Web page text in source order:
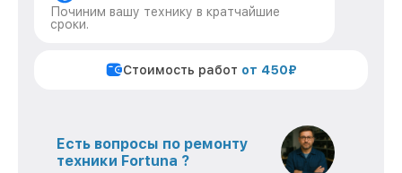
Починим вашу технику в кратчайшие
сроки.
Стоимость работ от 450₽
Есть вопросы по ремонту
техники Fortuna ?